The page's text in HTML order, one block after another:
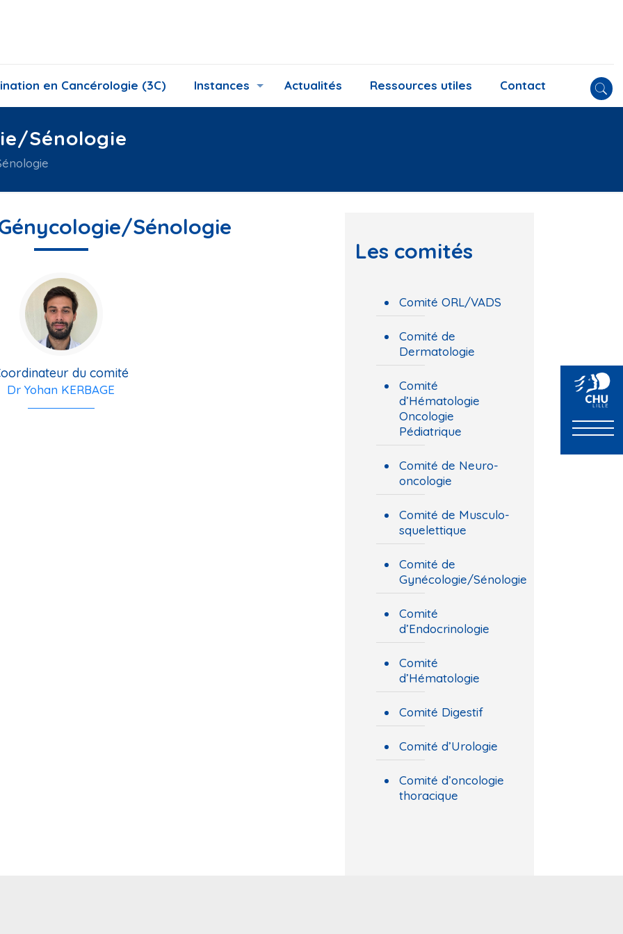
en Cancérologie (3C) Instances Actualités Ressources utiles Contact
Sénologie
Sénologie
du comité
Dr Yohan KERBAGE
Les comités
Comité ORL/VADS
Comité de
Dermatologie
Comité
d’Hématologie
Oncologie
Pédiatrique
Comité de Neuro-
oncologie
Comité de Musculo-
squelettique
Comité de
Gynécologie/Sénologie
Comité
d’Endocrinologie
Comité
d’Hématologie
Comité Digestif
Comité d’Urologie
Comité d’oncologie
thoracique